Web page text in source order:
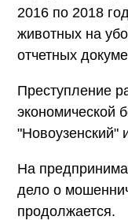
2016 по 2018
животных на
отчетных
Преступление
экономической
"Новоузенский"
На
дело о
продолжается.